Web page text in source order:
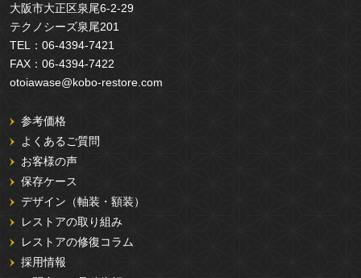
大阪市大正区泉尾6-2-29
テクノシーズ泉尾201
TEL： 06-4394-7421
FAX： 06-4394-7422
otoiawase@kobo-restore.com
参考価格
よくあるご質問
お客様の声
保存ケース
デザイン（軸装・額装）
レストアの取り組み
レストアの修復コラム
採用情報